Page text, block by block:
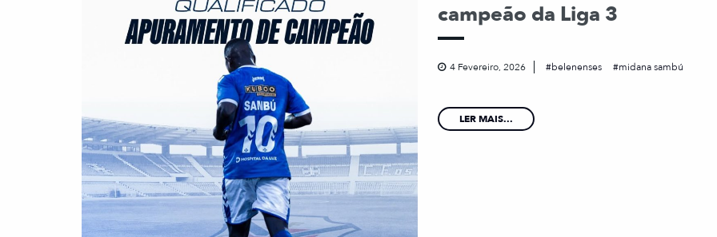
campeão da Liga 3
4 Fevereiro, 2026 belenenses midana sambú
LER MAIS...